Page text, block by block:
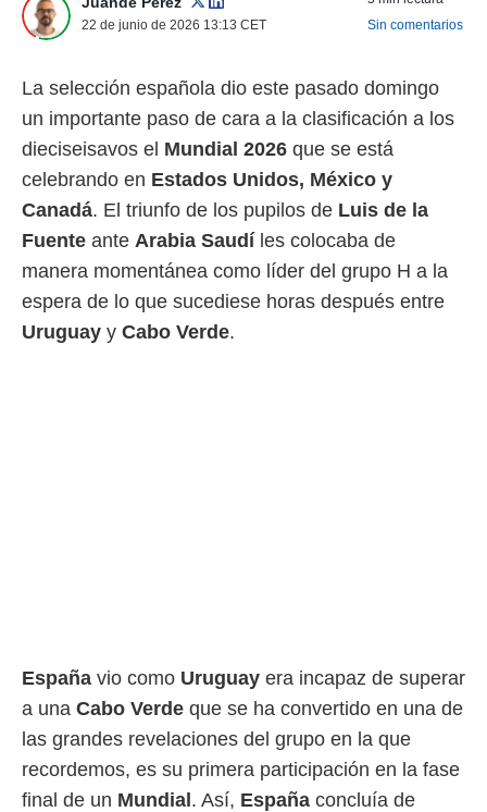
más
y
de
el sitio
para
ni para
o
22 de junio de 2026 13:13 CET
Sin comentarios
La selección española dio este pasado domingo
un importante paso de cara a la clasificación a los
dieciseisavos el Mundial 2026 que se está
celebrando en Estados Unidos, México y
Canadá. El triunfo de los pupilos de Luis de la
Fuente ante Arabia Saudí les colocaba de
manera momentánea como líder del grupo H a la
espera de lo que sucediese horas después entre
Uruguay y Cabo Verde.
España vio como Uruguay era incapaz de superar
a una Cabo Verde que se ha convertido en una de
las grandes revelaciones del grupo en la que
recordemos, es su primera participación en la fase
final de un Mundial . Así, España concluía de